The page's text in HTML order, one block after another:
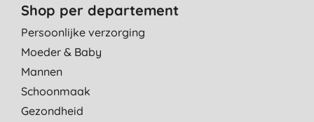
Shop per departement
Persoonlijke verzorging
Moeder & Baby
Mannen
Schoonmaak
Gezondheid